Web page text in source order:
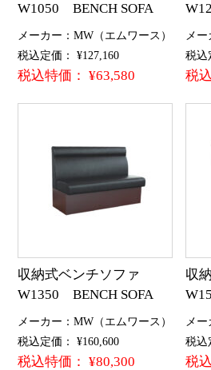
W1050 BENCH SOFA
メーカー：MW（エムワース）
税込定価： ¥127,160
税込特価： ¥63,580
メ
税込
税
収納式ベンチソファ
W1350 BENCH SOFA
メーカー：MW（エムワース）
税込定価： ¥160,600
税込特価： ¥80,300
収
メ
税込
税